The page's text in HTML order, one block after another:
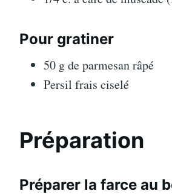
Pour gratiner
50 g de parmesan râpé
Persil frais ciselé
Préparation
Préparer la farce au